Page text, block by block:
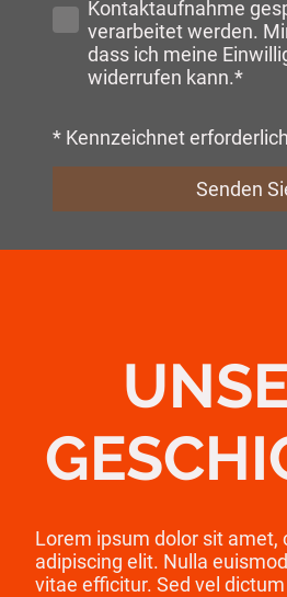
Kontaktaufnahme
verarbeitet werden.
dass ich meine
widerrufen kann.*
* Kennzeichnet
Senden
Lorem ipsum dolor sit amet,
adipiscing elit. Nulla
vitae efficitur. Sed vel